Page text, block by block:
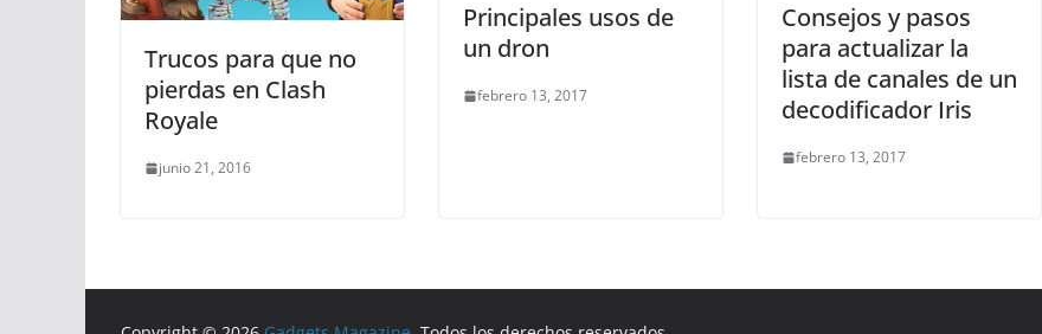
Trucos para que no
pierdas en Clash
Royale
junio 21, 2016
Principales usos de
un dron
febrero 13, 2017
Consejos y pasos
para actualizar la
lista de canales de un
decodificador Iris
febrero 13, 2017